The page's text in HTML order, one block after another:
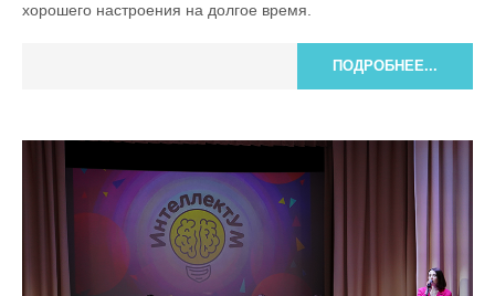
хорошего настроения на долгое время.
ПОДРОБНЕЕ...